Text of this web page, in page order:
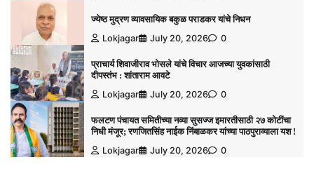
ज्येष्ठ मुद्रण व्यावसायिक बकुळ पराडकर यांचे निधन
Lokjagar
July 20, 2026 0
प्राचार्य शिवाजीराव भोसले यांचे विचार आजच्या युवकांसाठी
दीपस्तंभ : शांताराम आवटे
Lokjagar
July 20, 2026 0
फलटण पंचायत समितीच्या नव्या सुसज्ज इमारतीसाठी २७ कोटींचा
निधी मंजूर; रणजितसिंह नाईक निंबाळकर यांच्या पाठपुराव्याला यश !
Lokjagar
July 20, 2026 0